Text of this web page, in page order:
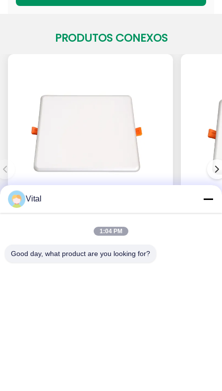
PRODUTOS CONEXOS
Obtenha o melhor preço
Vital
1:04 PM
Good day, what product are you looking for?